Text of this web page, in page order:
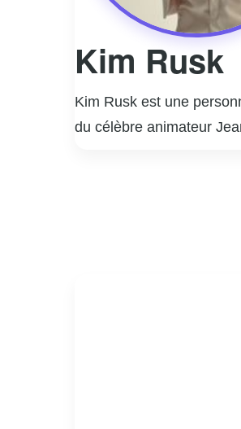
Kim Rusk
Kim Rusk est une
du célèbre animateur
marqué les ondes de